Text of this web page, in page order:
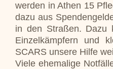
werden in Athen 15
dazu aus
in den Straßen. Dazu
Einzelkämpfern und
SCARS unsere Hilfe
Viele ehemalige